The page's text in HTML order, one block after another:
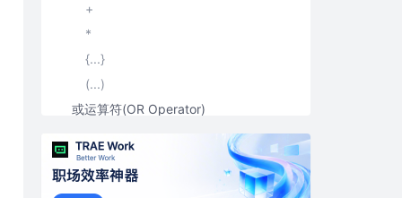
+
*
{...}
(...)
或运算符(OR Operator)
元字符(Meta character)